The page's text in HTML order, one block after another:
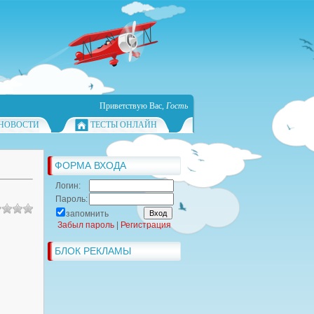
Приветствую Вас, Гость
ТЕСТЫ ОНЛАЙН
ФОРМА ВХОДА
Логин:
Пароль:
запомнить
Забыл пароль
Регистрация
БЛОК РЕКЛАМЫ